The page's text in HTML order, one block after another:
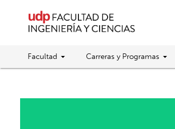
Facultad Carreras y Programas